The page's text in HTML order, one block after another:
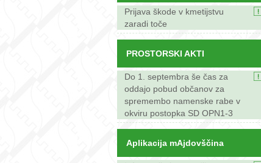
Prijava škode v kmetijstvu
zaradi toče
PROSTORSKI AKTI
Do 1. septembra še čas za
oddajo pobud občanov za
spremembo namenske rabe v
okviru postopka SD OPN1-3
Aplikacija mAjdovščina